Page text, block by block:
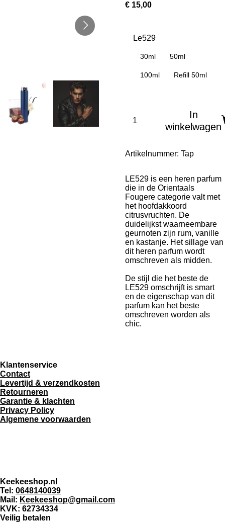
€ 15,00
Le529
30ml 50ml
100ml Refill 50ml
In
winkelwagen
Artikelnummer: Tap
LE529 is een heren parfum
die in de Orientaals
Fougere categorie valt met
het hoofdakkoord
citrusvruchten. De
duidelijkst waarneembare
geurnoten zijn rum, vanille
en kastanje. Het sillage van
dit heren parfum wordt
omschreven als midden.
De stijl die het beste de
LE529 omschrijft is smart
en de eigenschap van dit
parfum kan het beste
omschreven worden als
chic.
Klantenservice
Contact
Levertijd & verzendkosten
Retourneren
Garantie & klachten
Privacy Policy
Algemene voorwaarden
b
o
o
k
a
g
r
a
o
k
Keekeeshop.nl
Tel: 0648140039
Mail: Keekeeshop@gmail.com
KVK: 62734334
Veilig betalen